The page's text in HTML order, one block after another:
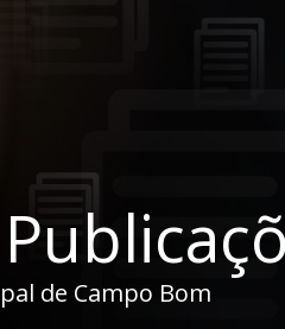
de Campo Bom